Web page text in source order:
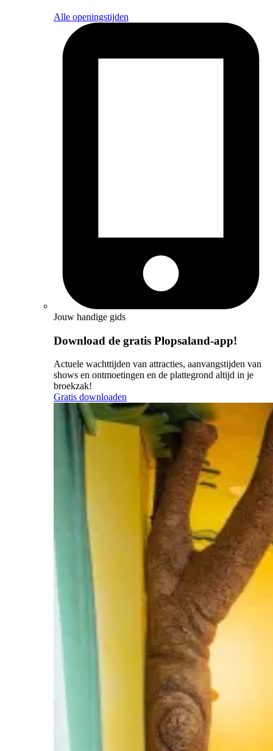
Alle openingstijden
Jouw handige gids
Download de gratis Plopsaland-app!
Actuele wachttijden van attracties, aanvangstijden van
shows en ontmoetingen en de plattegrond altijd in je
broekzak!
Gratis downloaden